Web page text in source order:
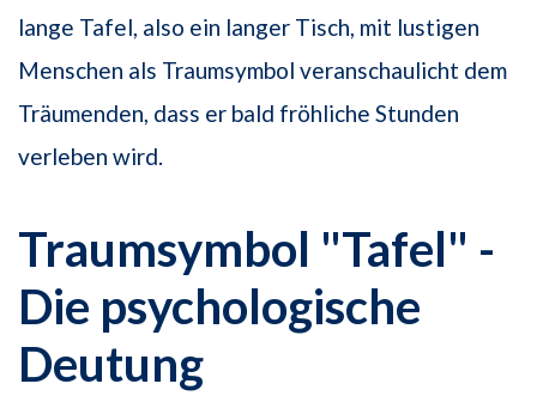
lange Tafel, also ein langer Tisch, mit lustigen
Menschen als Traumsymbol veranschaulicht dem
Träumenden, dass er bald fröhliche Stunden
verleben wird.
Traumsymbol "Tafel" -
Die psychologische
Deutung